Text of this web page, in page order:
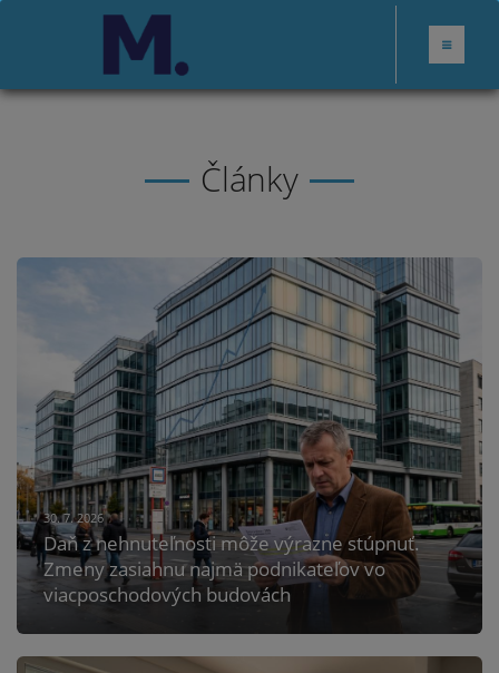
Články
30. 7. 2026
Daň z nehnuteľnosti môže výrazne stúpnuť.
Zmeny zasiahnu najmä podnikateľov vo
viacposchodových budovách